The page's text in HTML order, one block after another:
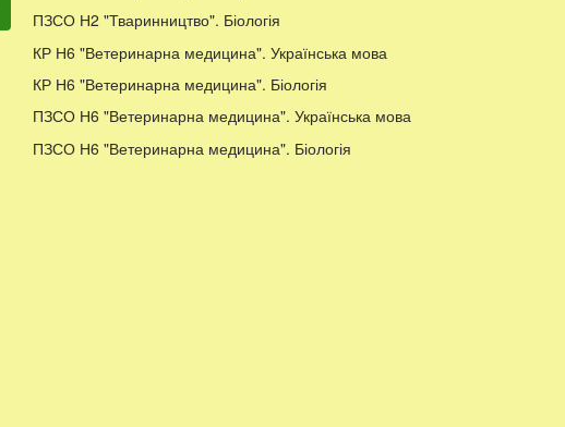
ПЗСО Н2 "Тваринництво". Біологія
КР Н6 "Ветеринарна медицина". Українська мова
КР Н6 "Ветеринарна медицина". Біологія
ПЗСО Н6 "Ветеринарна медицина". Українська мова
ПЗСО Н6 "Ветеринарна медицина". Біологія